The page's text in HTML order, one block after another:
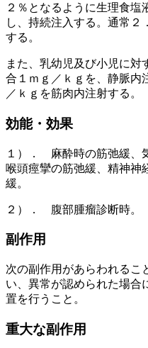
２％となるように生理食
し、持続注入する。通常２
する。
また、乳幼児及び小児に対
合１ｍｇ／ｋｇを、静脈内
／ｋｇを筋肉内注射する。
効能・効果
１）． 麻酔時の筋弛緩、
喉頭痙攣の筋弛緩、精神神
緩。
２）． 腹部腫瘤診断時。
副作用
次の副作用があらわれるこ
い、異常が認められた場合
置を行うこと。
重大な副作用